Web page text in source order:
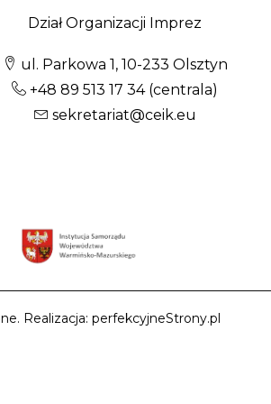
Dział Organizacji Imprez
ul. Parkowa 1, 10-233 Olsztyn
+48 89 513 17 34(centrala)
sekretariat@ceik.eu
Realizacja: perfekcyjneStrony.pl